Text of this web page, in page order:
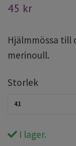
45 kr
Hjälmmössa till
merinoull.
Storlek
41
I lager.